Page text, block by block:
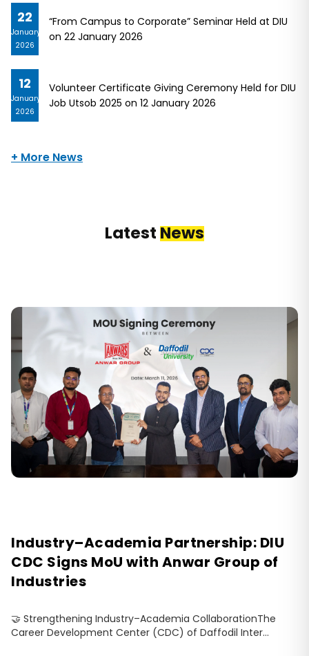
22
January
2026
“From Campus to Corporate” Seminar Held at DIU
on 22 January 2026
12
January
2026
Volunteer Certificate Giving Ceremony Held for DIU
Job Utsob 2025 on 12 January 2026
+ More News
LatestNews
Industry–Academia Partnership: DIU
CDC Signs MoU with Anwar Group of
Industries
🤝 Strengthening Industry–Academia CollaborationThe
Career Development Center (CDC) of Daffodil Inter...